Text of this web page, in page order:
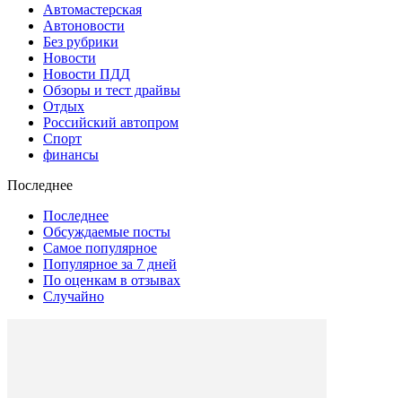
Автомастерская
Автоновости
Без рубрики
Новости
Новости ПДД
Обзоры и тест драйвы
Отдых
Российский автопром
Спорт
финансы
Последнее
Последнее
Обсуждаемые посты
Самое популярное
Популярное за 7 дней
По оценкам в отзывах
Случайно